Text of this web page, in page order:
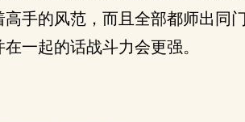
手的风范，而且全部都师出
一起的话战斗力会更强。